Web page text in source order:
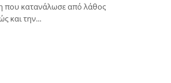
που κατανάλωσε από λάθος
και την...